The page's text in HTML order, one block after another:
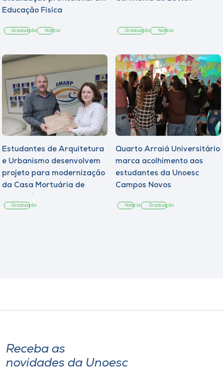
Educação Física
Graduação Notícia Graduação Notícia
Estudantes de Arquitetura
e Urbanismo desenvolvem
projeto para modernização
da Casa Mortuária de
Graduação
Quarto Arraiá Universitário
marca acolhimento aos
estudantes da Unoesc
Campos Novos
Notícia Graduação
Receba as
novidades da Unoesc